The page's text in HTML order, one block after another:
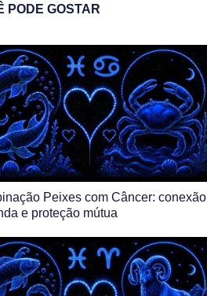
PODE GOSTAR
Peixes com Câncer: conexão
e proteção mútua